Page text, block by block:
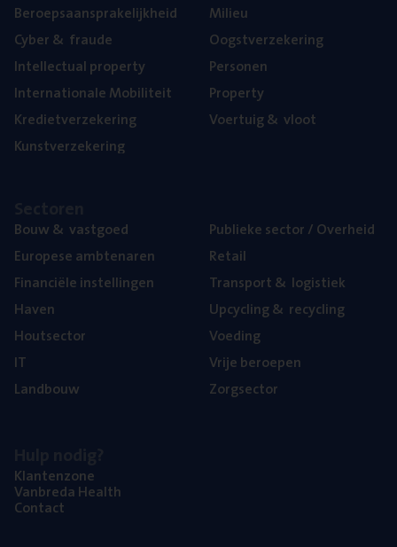
Beroeps­aan­spra­ke­lijk­heid
Cyber& fraude
Intel­lec­tu­al property
Inter­na­ti­o­na­le Mobiliteit
Kre­diet­ver­ze­ke­ring
Kunst­ver­ze­ke­ring
Mili­eu
Oogst­ver­ze­ke­ring
Per­so­nen
Pro­per­ty
Voer­tuig& vloot
Bouw& vastgoed
Euro­pe­se ambtenaren
Finan­ci­ë­le instellingen
Haven
Hout­sec­tor
IT
Land­bouw
Publie­ke sec­tor / Overheid
Retail
Trans­port& logistiek
Upcy­cling& recycling
Voe­ding
Vrije beroe­pen
Zorg­sec­tor
Klan­ten­zo­ne
Van­b­re­da Health
Con­tact